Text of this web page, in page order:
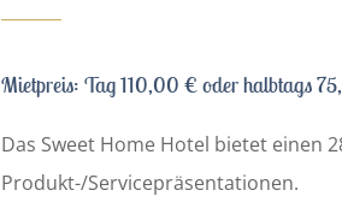
Mietpreis: Tag 110,00 € oder halbtags
Das Sweet Home Hotel bietet einen
Produkt-/Servicepräsentationen.